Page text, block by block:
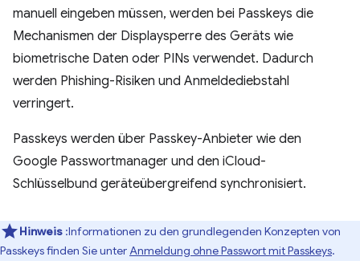
manuell eingeben müssen, werden bei Passkeys die
Mechanismen der Displaysperre des Geräts wie
biometrische Daten oder PINs verwendet. Dadurch
werden Phishing-Risiken und Anmeldediebstahl
verringert.
Passkeys werden über Passkey-Anbieter wie den
Google Passwortmanager und den iCloud-
Schlüsselbund geräteübergreifend synchronisiert.
Hinweis :Informationen zu den grundlegenden Konzepten von
Passkeys finden Sie unterAnmeldung ohne Passwort mit Passkeys.